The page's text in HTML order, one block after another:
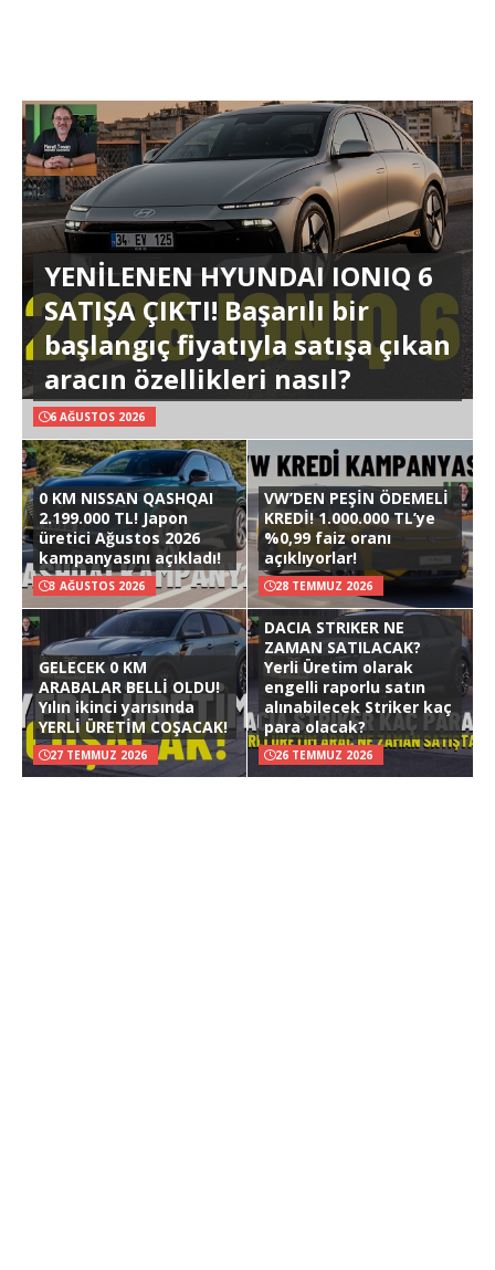
YENİLENEN HYUNDAI IONIQ 6
SATIŞA ÇIKTI! Başarılı bir
başlangıç fiyatıyla satışa çıkan
aracın özellikleri nasıl?
6 AĞUSTOS 2026
0 KM NISSAN QASHQAI
2.199.000 TL! Japon
üretici Ağustos 2026
kampanyasını açıkladı!
3 AĞUSTOS 2026
VW’DEN PEŞİN ÖDEMELİ
KREDİ! 1.000.000 TL’ye
%0,99 faiz oranı
açıklıyorlar!
28 TEMMUZ 2026
GELECEK 0 KM
ARABALAR BELLİ OLDU!
Yılın ikinci yarısında
YERLİ ÜRETİM COŞACAK!
27 TEMMUZ 2026
DACIA STRIKER NE
ZAMAN SATILACAK?
Yerli Üretim olarak
engelli raporlu satın
alınabilecek Striker kaç
para olacak?
26 TEMMUZ 2026